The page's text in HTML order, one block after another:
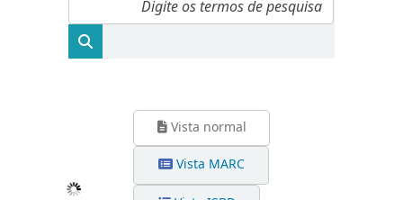
Vista normal
Vista MARC